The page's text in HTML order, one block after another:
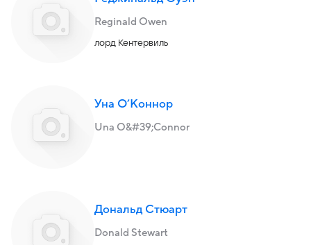
Reginald Owen
лорд Кентервиль
Уна О’Коннор
Una O&#39;Connor
Дональд Стюарт
Donald Stewart